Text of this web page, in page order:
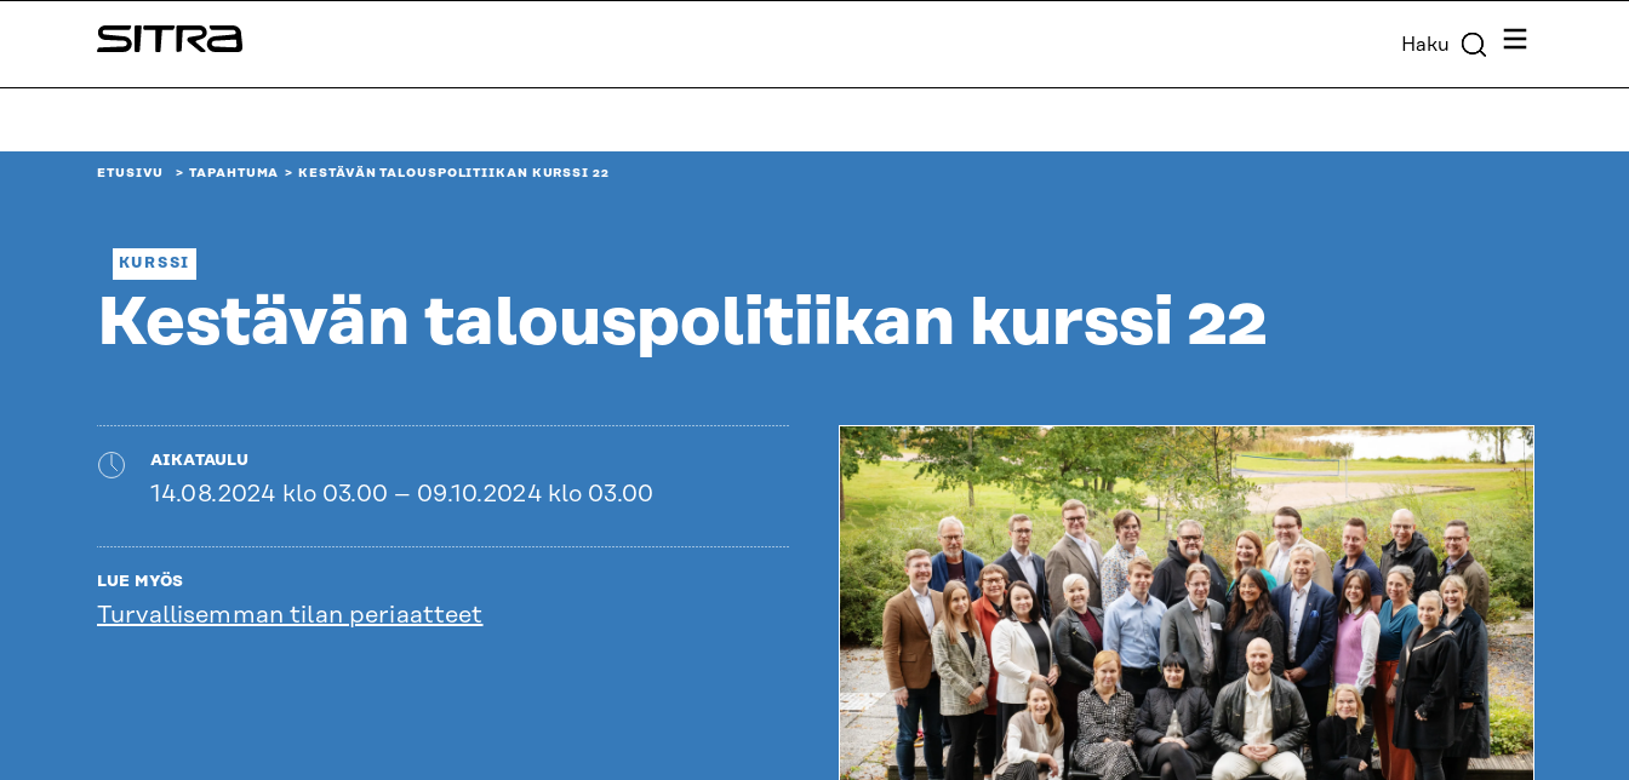
sisältöön
Sitra Haku Valikko
ETUSIVU TAPAHTUMA KESTÄVÄN TALOUSPOLITIIKAN KURSSI 22
KURSSI
Kestävän talouspolitiikan kurssi 22
AIKATAULU
14.08.2024 klo 03.00 – 09.10.2024 klo 03.00
LUE MYÖS
Turvallisemman tilan periaatteet